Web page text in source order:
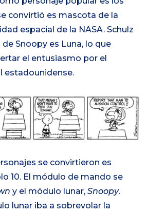
convirtió es mascota de la
espacial de la NASA. Schulz
Snoopy es Luna, lo que
el entusiasmo por el
estadounidense.
se convirtieron es
10. El módulo de mando se
y el módulo lunar, Snoopy.
lunar iba a sobrevolar la